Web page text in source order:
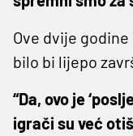
Ove dvije
bilo bi lijepo
“Da, ovo je
igrači su već